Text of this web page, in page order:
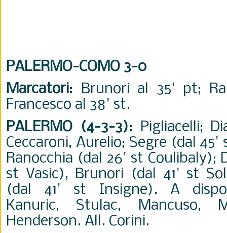
PALERMO-COMO 3-0
Marcatori: Brunori al 35' pt;
Francesco al 38' st.
PALERMO (4-3-3): Pigliacelli;
Ceccaroni, Aurelio; Segre (dal 45'
Ranocchia (dal 26' st Coulibaly);
st Vasic), Brunori (dal 41' st
(dal 41' st Insigne). A
Kanuric, Stulac, Mancuso,
Henderson. All. Corini.